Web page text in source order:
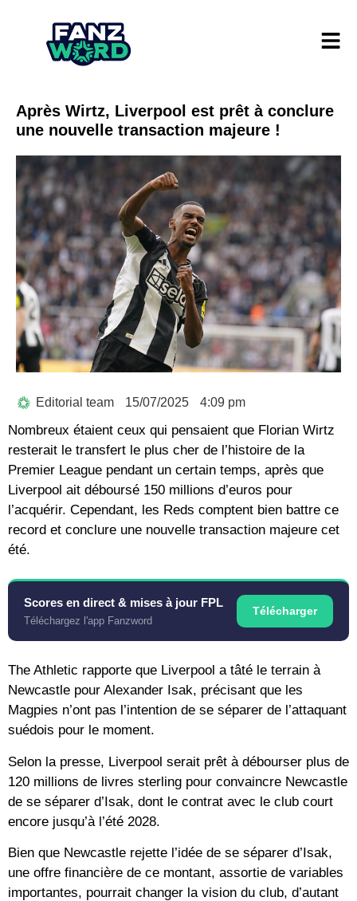
Après Wirtz, Liverpool est prêt à conclure
une nouvelle transaction majeure !
Editorial team 15/07/2025 4:09 pm
Nombreux étaient ceux qui pensaient que Florian Wirtz
resterait le transfert le plus cher de l’histoire de la
Premier League pendant un certain temps, après que
Liverpool ait déboursé 150 millions d’euros pour
l’acquérir. Cependant, les Reds comptent bien battre ce
record et conclure une nouvelle transaction majeure cet
été.
Scores en direct & mises à jour FPL
Téléchargez l'app Fanzword
Télécharger
The Athletic rapporte que Liverpool a tâté le terrain à
Newcastle pour Alexander Isak, précisant que les
Magpies n’ont pas l’intention de se séparer de l’attaquant
suédois pour le moment.
Selon la presse, Liverpool serait prêt à débourser plus de
120 millions de livres sterling pour convaincre Newcastle
de se séparer d’Isak, dont le contrat avec le club court
encore jusqu’à l’été 2028.
Bien que Newcastle rejette l’idée de se séparer d’Isak,
une offre financière de ce montant, assortie de variables
importantes, pourrait changer la vision du club, d’autant